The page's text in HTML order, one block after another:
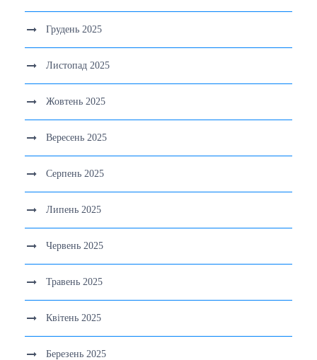
Грудень 2025
Листопад 2025
Жовтень 2025
Вересень 2025
Серпень 2025
Липень 2025
Червень 2025
Травень 2025
Квітень 2025
Березень 2025